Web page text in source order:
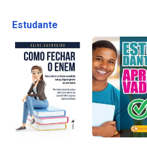
Estudante